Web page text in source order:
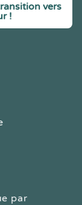
vers
!
par